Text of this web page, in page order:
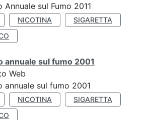
Annuale sul Fumo 2011
NICOTINA
SIGARETTA
annuale sul fumo 2001
Web
annuale sul fumo 2001
NICOTINA
SIGARETTA